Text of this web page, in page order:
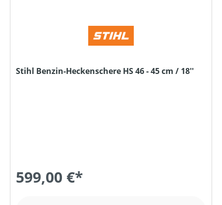
Stihl Benzin-Heckenschere HS 46 - 45 cm / 18''
599,00 €*